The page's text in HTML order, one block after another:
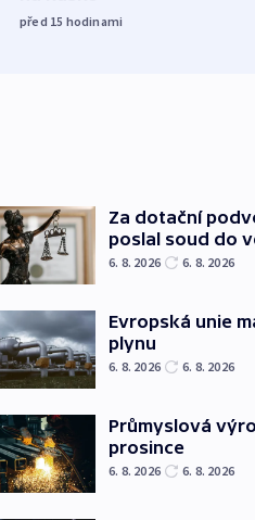
před 15 hodinami
Za dotační
poslal soud do
6. 8. 2026 6. 8. 2026
Evropská unie
plynu
6. 8. 2026 6. 8. 2026
Průmyslová
prosince
6. 8. 2026 6. 8. 2026